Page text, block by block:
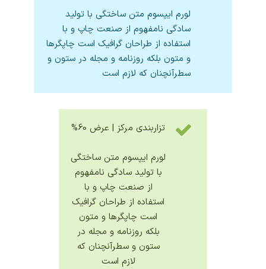
لورم ایپسوم متن ساختگی با تولید
سادگی نامفهوم از صنعت چاپ و با
استفاده از طراحان گرافیک است چاپگرها
و متون بلکه روزنامه و مجله در ستون و
سطرآنچنان که لازم است
تزاربندی مرکز | عرض 60%
لورم ایپسوم متن ساختگی
با تولید سادگی نامفهوم
از صنعت چاپ و با
استفاده از طراحان گرافیک
است چاپگرها و متون
بلکه روزنامه و مجله در
ستون و سطرآنچنان که
لازم است